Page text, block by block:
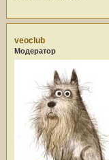
veoclub
Модератор